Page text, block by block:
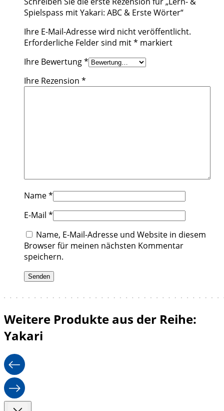
Spielspass mit Yakari: ABC & Erste Wörter“
Ihre E-Mail-Adresse wird nicht veröffentlicht.
Erforderliche Felder sind mit* markiert
Ihre Bewertung*
Ihre Rezension *
Name*
E-Mail *
Name, E-Mail-Adresse und Website in diesem
Browser für meinen nächsten Kommentar
speichern.
Weitere Produkte aus der Reihe:
Yakari